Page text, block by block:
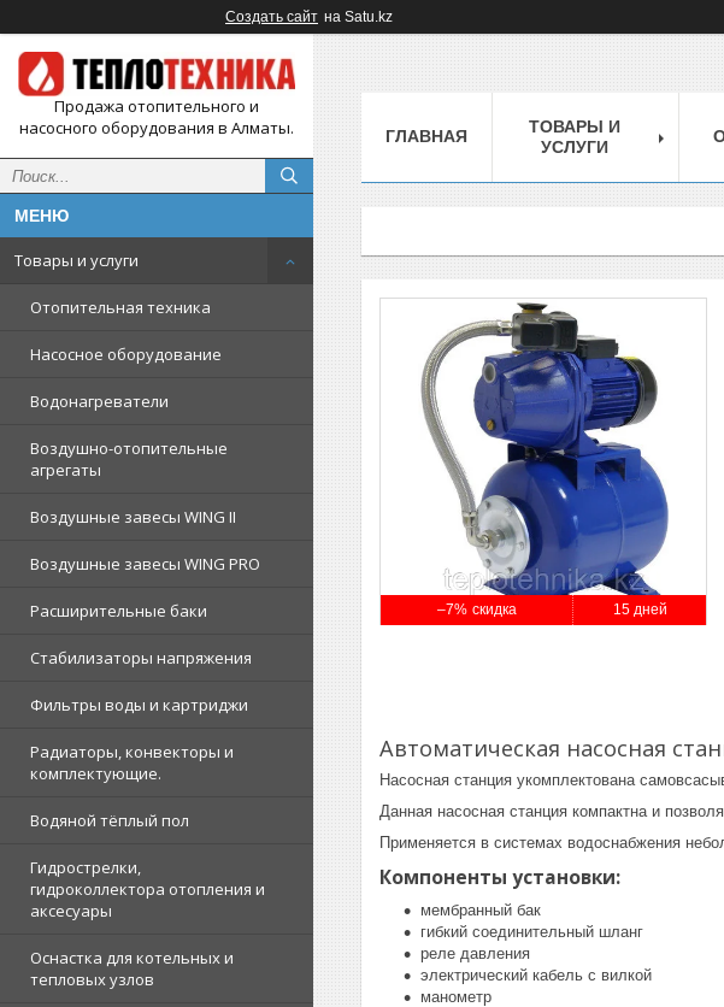
Создать сайт на Satu.kz
Продажа отопительного и
насосного оборудования в Алматы.
Товары и услуги
Отопительная техника
Насосное оборудование
Водонагреватели
Воздушно-отопительные
агрегаты
Воздушные завесы WING II
Воздушные завесы WING PRO
Расширительные баки
Стабилизаторы напряжения
Фильтры воды и картриджи
Радиаторы, конвекторы и
комплектующие.
Водяной тёплый пол
Гидрострелки,
гидроколлектора отопления и
аксесуары
Оснастка для котельных и
тепловых узлов
ГЛАВНАЯ
ТОВАРЫ И
УСЛУГИ
–7% 15 дней
Автоматическая насосная
Насосная станция укомплектована
Данная насосная станция компактна и
Применяется в системах водоснабжения
Компоненты установки:
мембранный бак
гибкий соединительный шланг
реле давления
электрический кабель с вилкой
манометр